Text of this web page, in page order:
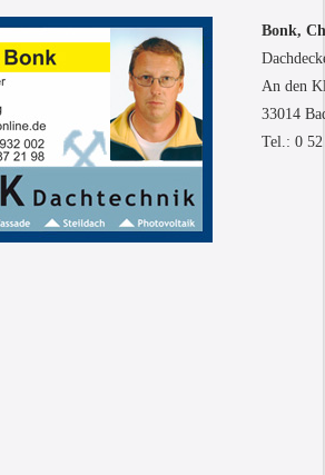
Bonk,
An den
33014
Tel.: 0